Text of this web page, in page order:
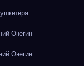
Онегин
Онегин